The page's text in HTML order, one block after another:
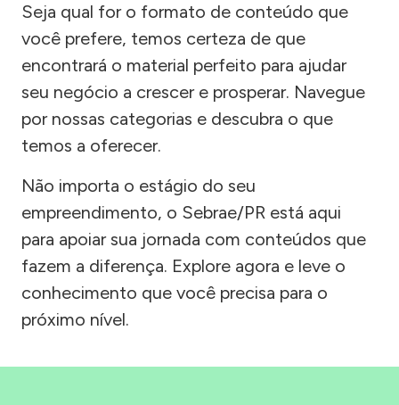
Seja qual for o formato de conteúdo que
você prefere, temos certeza de que
encontrará o material perfeito para ajudar
seu negócio a crescer e prosperar. Navegue
por nossas categorias e descubra o que
temos a oferecer.
Não importa o estágio do seu
empreendimento, o Sebrae/PR está aqui
para apoiar sua jornada com conteúdos que
fazem a diferença. Explore agora e leve o
conhecimento que você precisa para o
próximo nível.